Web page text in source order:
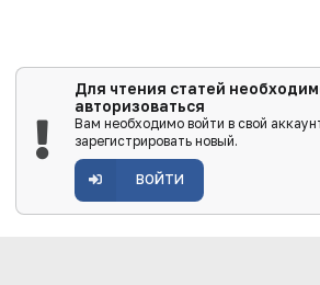
Для чтения статей
авторизоваться
Вам необходимо войти в свой
зарегистрировать новый.
ВОЙТИ